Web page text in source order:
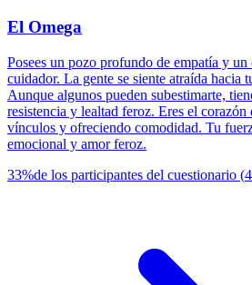
El Omega
Posees un pozo profundo de empatía y
cuidador. La gente se siente atraída hacia
Aunque algunos pueden subestimarte,
resistencia y lealtad feroz. Eres el
vínculos y ofreciendo comodidad. Tu
emocional y amor feroz.
33%de los participantes del cuestionario (